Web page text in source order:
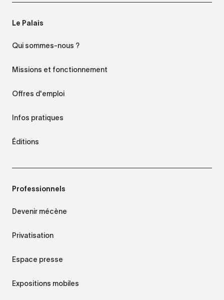
Le Palais
Qui sommes-nous ?
Missions et fonctionnement
Offres d'emploi
Infos pratiques
Éditions
Professionnels
Devenir mécène
Privatisation
Espace presse
Expositions mobiles